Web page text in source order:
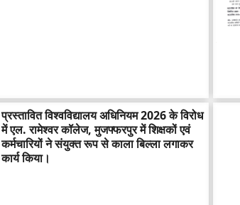
प्रस्तावित विश्वविद्यालय अधिनियम 2026 के विरोध
में एल. रामेश्वर कॉलेज, मुजफ्फरपुर में शिक्षकों एवं
कर्मचारियों ने संयुक्त रूप से काला बिल्ला लगाकर
कार्य किया।